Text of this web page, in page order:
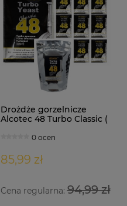
Drożdże gorzelnicze
Alcotec 48 Turbo Classic (
0 ocen
85,99 zł
Cena regularna:94,99 zł